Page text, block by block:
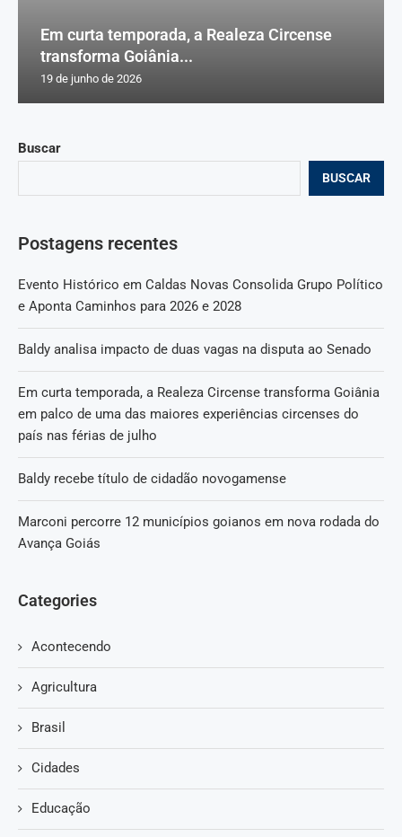
Buscar
BUSCAR
Postagens recentes
Evento Histórico em Caldas Novas Consolida Grupo Político
e Aponta Caminhos para 2026 e 2028
Baldy analisa impacto de duas vagas na disputa ao Senado
Em curta temporada, a Realeza Circense transforma Goiânia
em palco de uma das maiores experiências circenses do
país nas férias de julho
Baldy recebe título de cidadão novogamense
Marconi percorre 12 municípios goianos em nova rodada do
Avança Goiás
Categories
Acontecendo
Agricultura
Brasil
Cidades
Educação
Em curta temporada, a Realeza Circense
transforma Goiânia...
19 de junho de 2026